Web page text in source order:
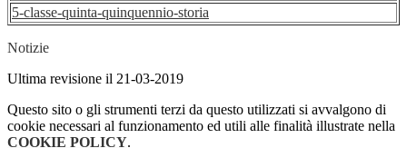
5-classe-quinta-quinquennio-storia
Notizie
Ultima revisione il 21-03-2019
Questo sito o gli strumenti terzi da questo utilizzati si avvalgono di
cookie necessari al funzionamento ed utili alle finalità illustrate nella
COOKIE POLICY.